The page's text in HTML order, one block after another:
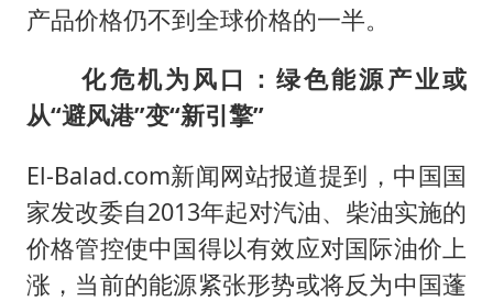
产品价格仍不到全球价格的一半。
化危机为风口：绿色能源产业或
从“避风港”变“新引擎”
El-Balad.com新闻网站报道提到，中国国
家发改委自2013年起对汽油、柴油实施的
价格管控使中国得以有效应对国际油价上
涨，当前的能源紧张形势或将反为中国蓬